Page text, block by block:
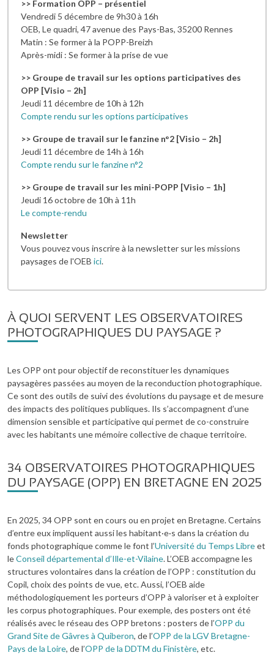
>> Formation OPP – présentiel
Vendredi 5 décembre de 9h30 à 16h
OEB, Le quadri, 47 avenue des Pays-Bas, 35200 Rennes
Matin : Se former à la POPP-Breizh
Après-midi : Se former à la prise de vue
>> Groupe de travail sur les options participatives des
OPP [Visio – 2h]
Jeudi 11 décembre de 10h à 12h
Compte rendu sur les options participatives
>> Groupe de travail sur le fanzine n°2 [Visio – 2h]
Jeudi 11 décembre de 14h à 16h
Compte rendu sur le fanzine n°2
>> Groupe de travail sur les mini-POPP [Visio – 1h]
Jeudi 16 octobre de 10h à 11h
Le compte-rendu
Newsletter
Vous pouvez vous inscrire à la newsletter sur les missions
paysages de l'OEB ici.
À QUOI SERVENT LES OBSERVATOIRES
PHOTOGRAPHIQUES DU PAYSAGE ?
Les OPP ont pour objectif de reconstituer les dynamiques
paysagères passées au moyen de la reconduction photographique.
Ce sont des outils de suivi des évolutions du paysage et de mesure
des impacts des politiques publiques. Ils s’accompagnent d’une
dimension sensible et participative qui permet de co-construire
avec les habitants une mémoire collective de chaque territoire.
34 OBSERVATOIRES PHOTOGRAPHIQUES
DU PAYSAGE (OPP) EN BRETAGNE EN 2025
En 2025, 34 OPP sont en cours ou en projet en Bretagne. Certains
d’entre eux impliquent aussi les habitant·e·s dans la création du
fonds photographique comme le font l’Université du Temps Libreet
leConseil départemental d’Ille-et-Vilaine. L’OEB accompagne les
structures volontaires dans la création de l’OPP : constitution du
Copil, choix des points de vue, etc. Aussi, l’OEB aide
méthodologiquement les porteurs d’OPP à valoriser et à exploiter
les corpus photographiques. Pour exemple, des posters ont été
réalisés avec le réseau des OPP bretons : posters de l’OPP du
Grand Site de Gâvres à Quiberon, de l’OPP de la LGV Bretagne-
Pays de la Loire, de l’OPP de la DDTM du Finistère, etc.